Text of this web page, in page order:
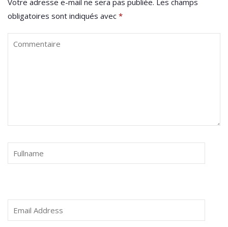
Votre adresse e-mail ne sera pas publiée. Les champs
obligatoires sont indiqués avec *